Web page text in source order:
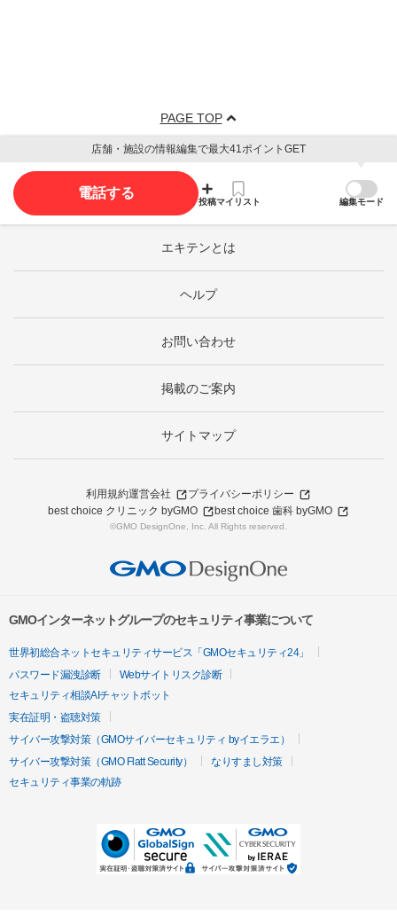
PAGE TOP
店舗・施設の情報編集で最大41ポイントGET
電話する
投稿マイリスト 編集モード
エキテンとは
ヘルプ
お問い合わせ
掲載のご案内
サイトマップ
利用規約運営会社
プライバシーポリシー
best choice クリニック byGMO
best choice 歯科 byGMO
©GMO DesignOne, Inc. All Rights reserved.
GMOインターネットグループのセキュリティ事業について
世界初総合ネットセキュリティサービス「GMOセキュリティ24」
パスワード漏洩診断
Webサイトリスク診断
セキュリティ相談AIチャットボット
実在証明・盗聴対策
サイバー攻撃対策（GMOサイバーセキュリティ byイエラエ）
サイバー攻撃対策（GMO Flatt Security）
なりすまし対策
セキュリティ事業の軌跡